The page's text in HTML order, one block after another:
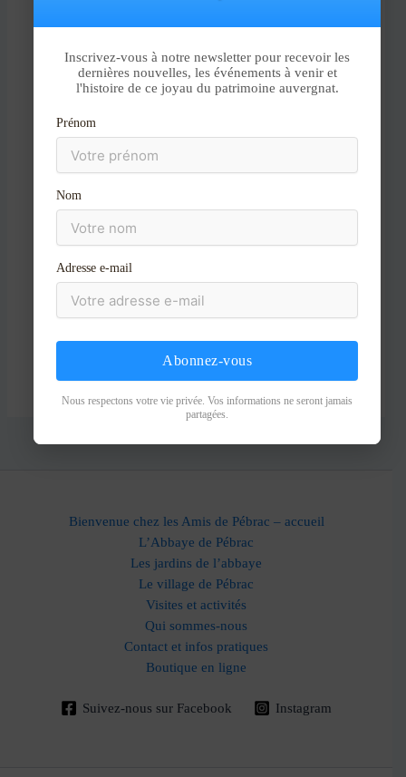
contenu
Nom*
Bienvenue chez les Amis de Pébrac – accueil
L’Abbaye de Pébrac
Les jardins de l’abbaye
Le village de Pébrac
Visites et activités
Qui sommes-nous
Contact et infos pratiques
Boutique en ligne
Suivez-nous sur Facebook Instagram
Inscrivez-vous à notre newsletter pour recevoir les
dernières nouvelles, les événements à venir et
l'histoire de ce joyau du patrimoine auvergnat.
Prénom
Nom
Adresse e-mail
Abonnez-vous
Nous respectons votre vie privée. Vos informations ne seront jamais
partagées.